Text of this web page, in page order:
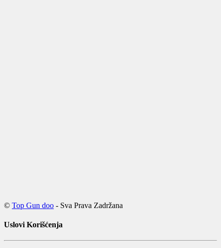
© Top Gun doo - Sva Prava Zadržana
Uslovi Korišćenja